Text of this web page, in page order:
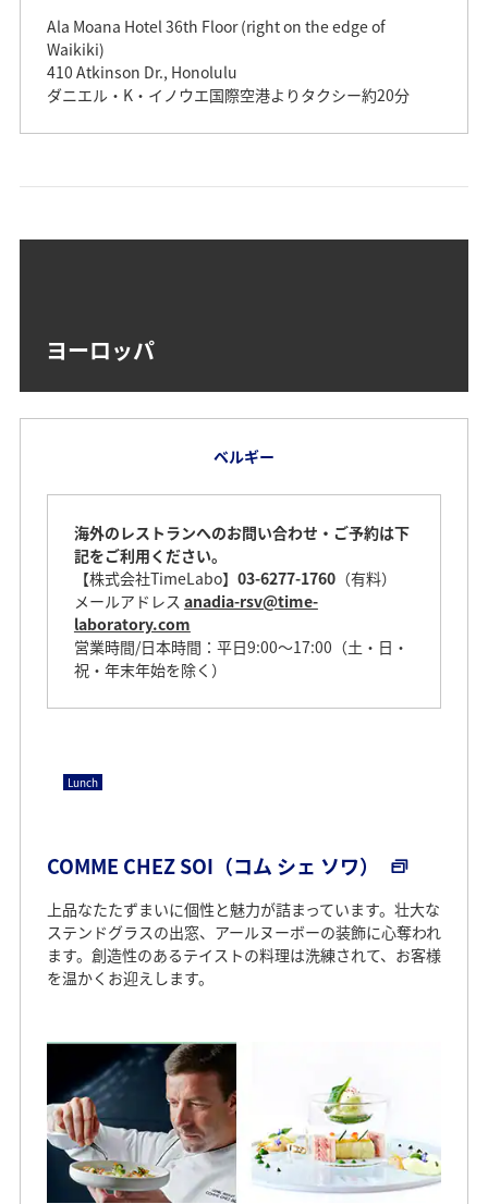
Ala Moana Hotel 36th Floor (right on the edge of
Waikiki)
410 Atkinson Dr., Honolulu
ダニエル・K・イノウエ国際空港よりタクシー約20分
ヨーロッパ
ベルギー
海外のレストランへのお問い合わせ・ご予約は下
記をご利用ください。
【株式会社TimeLabo】 03-6277-1760（有料）
メールアドレス anadia-rsv@time-
laboratory.com
営業時間/日本時間：平日9:00～17:00（土・日・
祝・年末年始を除く）
Lunch
COMME CHEZ SOI（コム シェ ソワ）
上品なたたずまいに個性と魅力が詰まっています。壮大な
ステンドグラスの出窓、アールヌーボーの装飾に心奪われ
ます。創造性のあるテイストの料理は洗練されて、お客様
を温かくお迎えします。